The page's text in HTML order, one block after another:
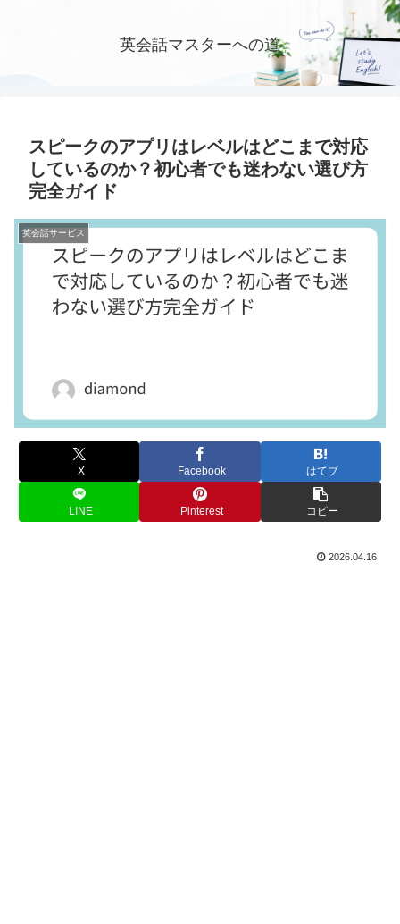
英会話マスターへの道
スピークのアプリはレベルはどこまで対応
しているのか？初心者でも迷わない選び方
完全ガイド
英会話サービス
X Facebook はてブ
LINE Pinterest コピー
2026.04.16